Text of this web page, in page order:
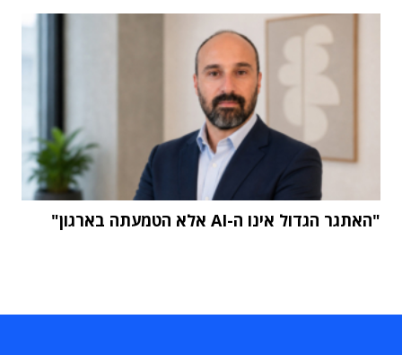
"האתגר הגדול אינו ה-AI אלא הטמעתה בארגון"